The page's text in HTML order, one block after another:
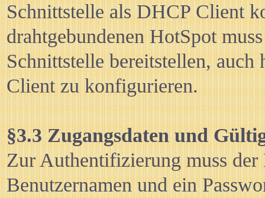
Schnittstelle als DHCP Client
drahtgebundenen HotSpot
Schnittstelle bereitstellen,
Client zu konfigurieren.
§3.3 Zugangsdaten und
Zur Authentifizierung muss
Benutzernamen und ein